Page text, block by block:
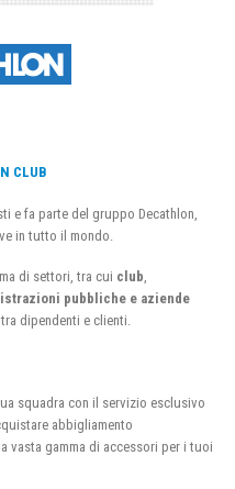
CLUB
e fa parte del gruppo Decathlon,
in tutto il mondo.
di settori, tra cui club
pubbliche e aziende
dipendenti e clienti.
squadra con il servizio esclusivo
abbigliamento
vasta gamma di accessori per i tuoi